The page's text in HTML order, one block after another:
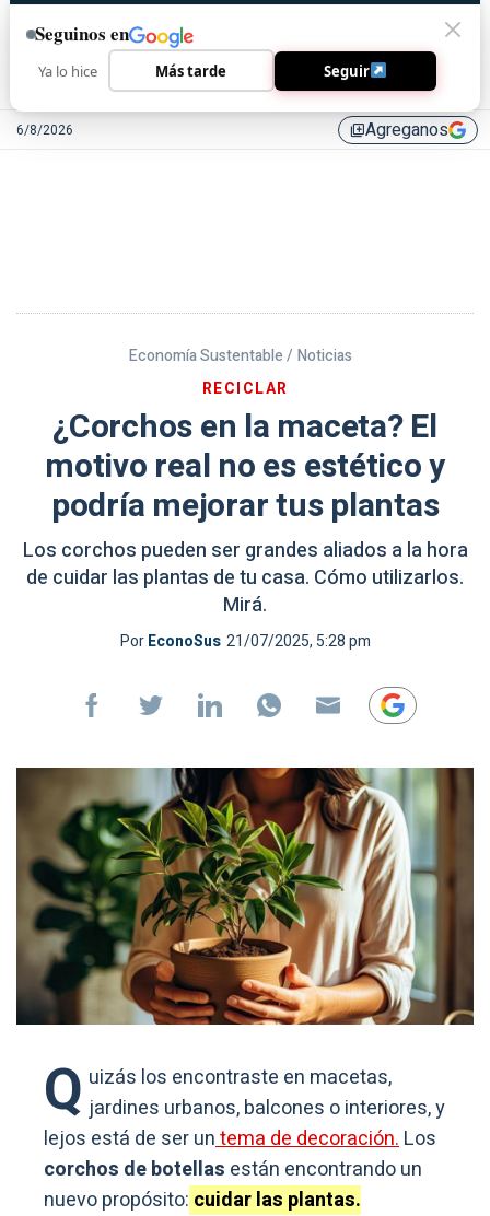
6/8/2026 library_addAgreganos
Economía Sustentable / Noticias
RECICLAR
¿Corchos en la maceta? El
motivo real no es estético y
podría mejorar tus plantas
Los corchos pueden ser grandes aliados a la hora
de cuidar las plantas de tu casa. Cómo utilizarlos.
Mirá.
PorEconoSus 21/07/2025, 5:28 pm
Q uizás los encontraste en macetas,
jardines urbanos, balcones o interiores, y
lejos está de ser untema de decoración.Los
corchos de botellas están encontrando un
nuevo propósito: cuidar las plantas.
Seguinos en
Ya lo hice Más tarde Seguir